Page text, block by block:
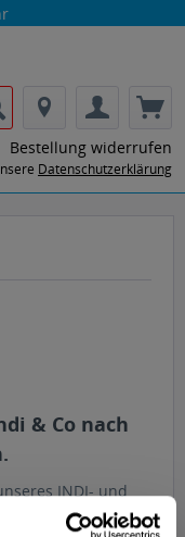
Bestellung widerrufen
Datenschutzerklärung
& Co nach
INDI- und
Forschung